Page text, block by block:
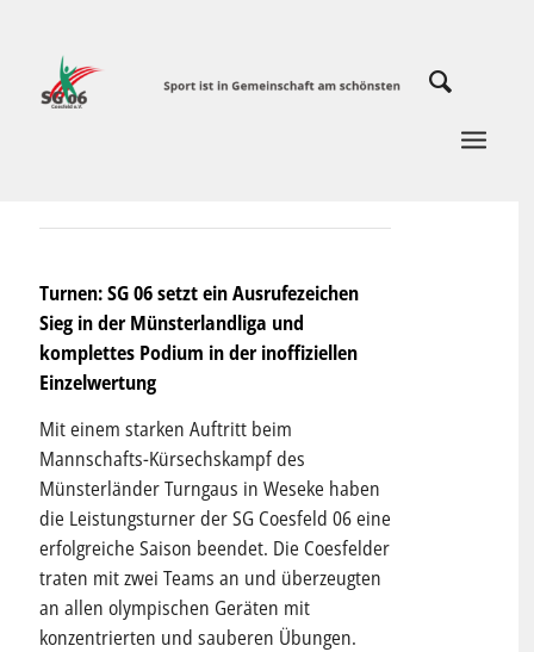
Turnen: SG 06 setzt ein Ausrufezeichen
Sieg in der Münsterlandliga und
komplettes Podium in der inoffiziellen
Einzelwertung
Mit einem starken Auftritt beim
Mannschafts-Kürsechskampf des
Münsterländer Turngaus in Weseke haben
die Leistungsturner der SG Coesfeld 06 eine
erfolgreiche Saison beendet. Die Coesfelder
traten mit zwei Teams an und überzeugten
an allen olympischen Geräten mit
konzentrierten und sauberen Übungen.